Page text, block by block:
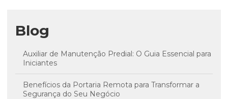
Blog
Auxiliar de Manutenção Predial: O Guia Essencial para
Iniciantes
Benefícios da Portaria Remota para Transformar a
Segurança do Seu Negócio